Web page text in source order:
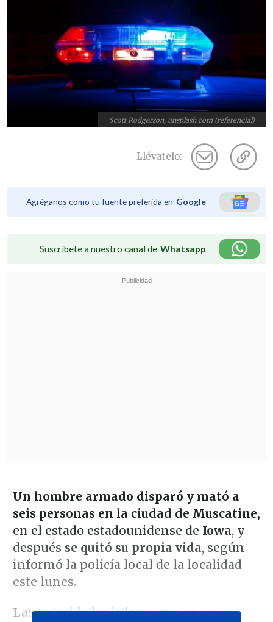
Scott Rodgerson, unsplash.com (referencial)
Llévatelo:
Agréganos como tu fuente preferida en Google
Suscríbete a nuestro canal de Whatsapp
Un hombre armado disparó y mató a
seis personas en la ciudad de Muscatine,
en el estado estadounidense de Iowa, y
después se quitó su propia vida, según
informó la policía local de la localidad
este lunes.
Las autoridades informaron en un